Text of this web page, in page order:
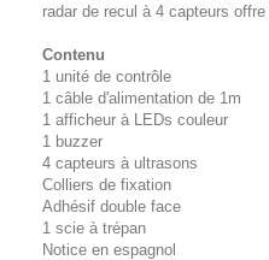
radar de recul à 4 capteurs
Contenu
1 unité de contrôle
1 câble d'alimentation de 1m
1 afficheur à LEDs couleur
1 buzzer
4 capteurs à ultrasons
Colliers de fixation
Adhésif double face
1 scie à trépan
Notice en espagnol